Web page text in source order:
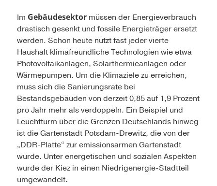
Im Gebäudesektor müssen der Energieverbrauch
drastisch gesenkt und fossile Energieträger ersetzt
werden. Schon heute nutzt fast jeder vierte
Haushalt klimafreundliche Technologien wie etwa
Photovoltaikanlagen, Solarthermieanlagen oder
Wärmepumpen. Um die Klimaziele zu erreichen,
muss sich die Sanierungsrate bei
Bestandsgebäuden von derzeit 0,85 auf 1,9 Prozent
pro Jahr mehr als verdoppeln. Ein Beispiel und
Leuchtturm über die Grenzen Deutschlands hinweg
ist die Gartenstadt Potsdam-Drewitz, die von der
„DDR-Platte“ zur emissionsarmen Gartenstadt
wurde. Unter energetischen und sozialen Aspekten
wurde der Kiez in einen Niedrigenergie-Stadtteil
umgewandelt.